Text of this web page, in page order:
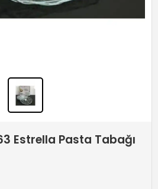
Estrella Pasta Tabağı